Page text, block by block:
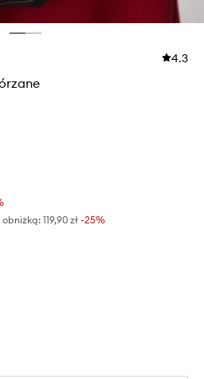
4.3
obniżką: 119,90 zł -25%